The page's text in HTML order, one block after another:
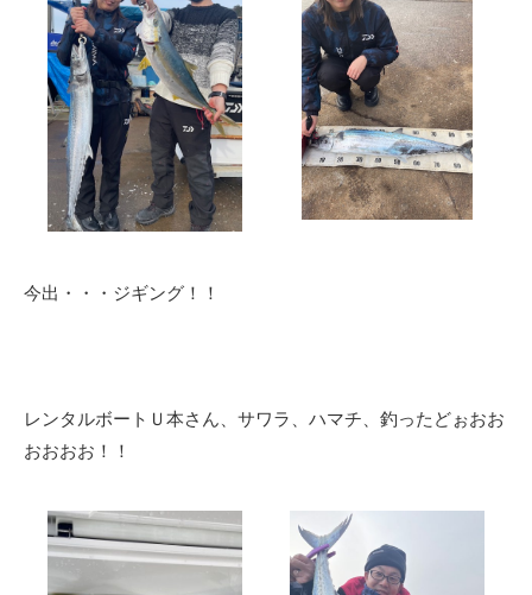
今出・・・ジギング！！
レンタルボートＵ本さん、サワラ、ハマチ、釣ったどぉおお
おおおお！！